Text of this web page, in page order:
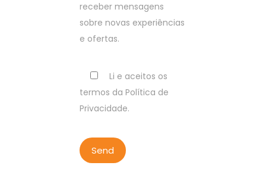
receber mensagens
sobre novas experiências
e ofertas.
Li e aceitos os
termos da Política de
Privacidade.